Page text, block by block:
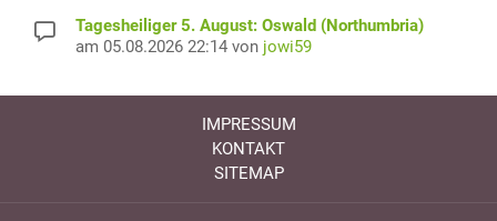
Tagesheiliger 5. August: Oswald (Northumbria)
am 05.08.2026 22:14 von jowi59
IMPRESSUM
KONTAKT
SITEMAP